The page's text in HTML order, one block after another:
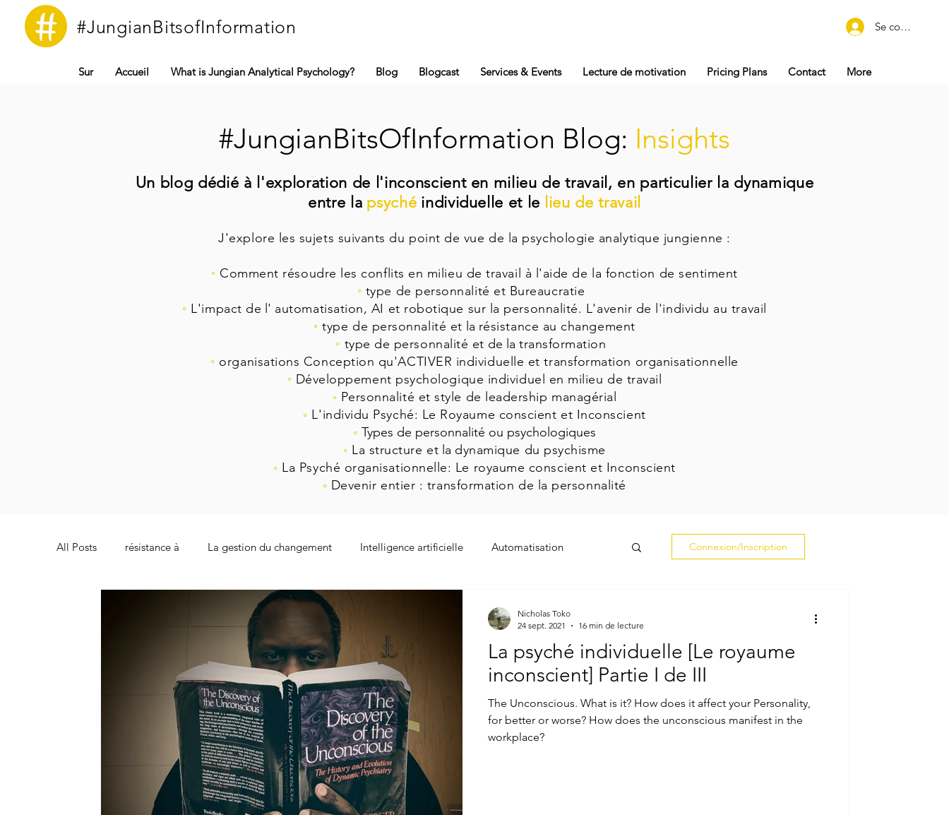
#JungianBitsofInformation Se connecter
Sur Accueil What is Jungian Analytical Psychology? Blog Blogcast Services & Events Lecture de motivation Pricing Plans Contact More
#JungianBitsOfInformation Blog: Insights
Un blog dédié à l'exploration de l'inconscient en milieu de travail, en particulier la dynamique
entre la psyché individuelle et le lieu de travail
J'explore les sujets suivants du point de vue de la psychologie analytique jungienne :
◦ Comment résoudre les conflits en milieu de travail à l'aide de la fonction de sentiment
◦ type de personnalité et Bureaucratie
◦ L'impact de l' automatisation, AI et robotique sur la personnalité. L'avenir de l'individu au travail
◦ type de personnalité et la résistance au changement
◦ type de personnalité et de la transformation
◦ organisations Conception qu'ACTIVER individuelle et transformation organisationnelle
◦ Développement psychologique individuel en milieu de travail
◦ Personnalité et style de leadership managérial
◦ L'individu Psyché: Le Royaume conscient et Inconscient
◦ Types de personnalité ou psychologiques
◦ La structure et la dynamique du psychisme
◦ La Psyché organisationnelle: Le royaume conscient et Inconscient
◦ Devenir entier : transformation de la personnalité
All Posts résistance à La gestion du changement Intelligence artificielle Automatisation
Bureaucratie Complexe
Personnalité La technologie Inconscient(e) Psyché Conscient(e)
Psychologie Jungienne La psychanalyse freudienne Psychologie analytique jungienne
Connexion/Inscription
La psyché individuelle [Le royaume
inconscient] Partie I de III
The Unconscious. What is it? How does it affect your Personality,
for better or worse? How does the unconscious manifest in the
workplace?
Nicholas Toko
24 sept. 2021
16 min de lecture